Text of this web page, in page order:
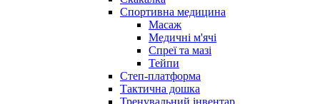
Спортивна медицина
Масаж
Медичні м'ячі
Спреї та мазі
Тейпи
Степ-платформа
Тактична дошка
Тренувальний інвентар